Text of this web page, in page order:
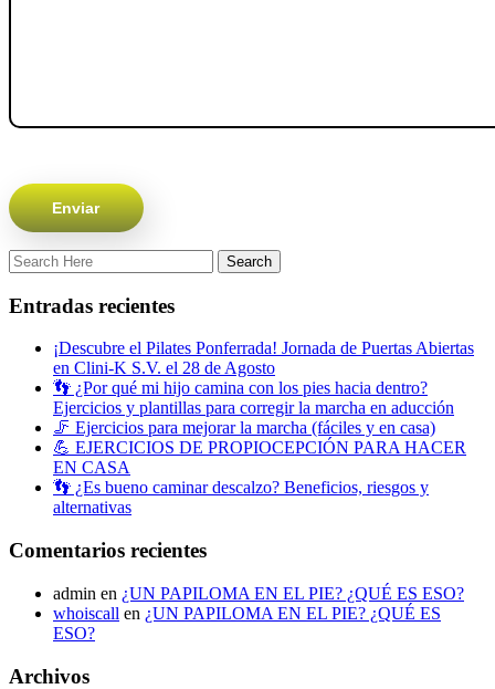
Entradas recientes
¡Descubre el Pilates Ponferrada! Jornada de Puertas Abiertas
en Clini-K S.V. el 28 de Agosto
👣 ¿Por qué mi hijo camina con los pies hacia dentro?
Ejercicios y plantillas para corregir la marcha en aducción
🦵 Ejercicios para mejorar la marcha (fáciles y en casa)
💪 EJERCICIOS DE PROPIOCEPCIÓN PARA HACER
EN CASA
👣 ¿Es bueno caminar descalzo? Beneficios, riesgos y
alternativas
Comentarios recientes
admin en ¿UN PAPILOMA EN EL PIE? ¿QUÉ ES ESO?
whoiscall en ¿UN PAPILOMA EN EL PIE? ¿QUÉ ES
ESO?
Archivos